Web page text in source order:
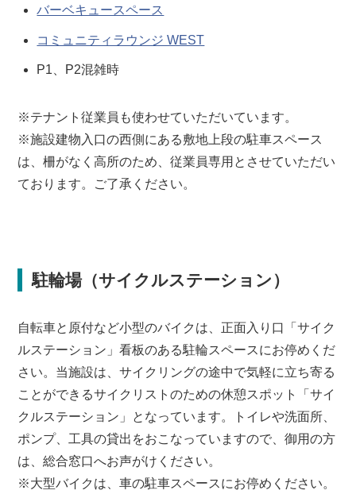
バーベキュースペース
コミュニティラウンジ WEST
P1、P2混雑時
※テナント従業員も使わせていただいています。
※施設建物入口の西側にある敷地上段の駐車スペース
は、柵がなく高所のため、従業員専用とさせていただい
ております。ご了承ください。
駐輪場（サイクルステーション）
自転車と原付など小型のバイクは、正面入り口「サイク
ルステーション」看板のある駐輪スペースにお停めくだ
さい。当施設は、サイクリングの途中で気軽に立ち寄る
ことができるサイクリストのための休憩スポット「サイ
クルステーション」となっています。トイレや洗面所、
ポンプ、工具の貸出をおこなっていますので、御用の方
は、総合窓口へお声がけください。
※大型バイクは、車の駐車スペースにお停めください。